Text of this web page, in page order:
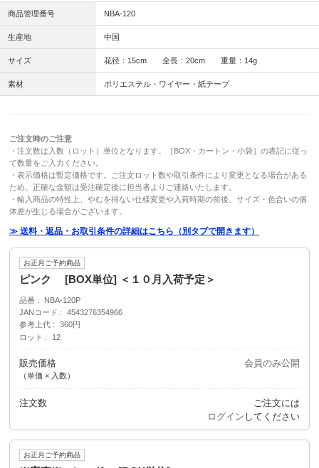
商品管理番号 NBA-120
生産地 中国
サイズ 花径：15cm 全長：20cm 重量：14g
素材 ポリエステル・ワイヤー・紙テープ
ご注文時のご注意
・注文数は入数（ロット）単位となります。［BOX・カートン・小袋］の表記に従っ
て数量をご入力ください。
・表示価格は暫定価格です。ご注文ロット数や取引条件により変更となる場合がある
ため、正確な金額は受注確定後に担当者よりご連絡いたします。
・輸入商品の特性上、やむを得ない仕様変更や入荷時期の前後、サイズ・色合いの個
体差が生じる場合がございます。
≫ 送料・返品・お取引条件の詳細はこちら（別タブで開きます）
お正月ご予約商品
ピンク [BOX単位] ＜１０月入荷予定＞
品番
NBA-120P
JANコード
4543276354966
参考上代
360円
ロット
12
販売価格
（単価 × 入数）
会員のみ公開
注文数
ご注文には
ログイン してください
お正月ご予約商品